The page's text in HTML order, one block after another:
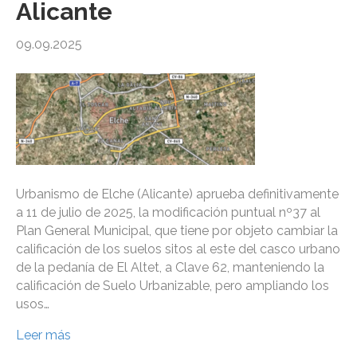
Alicante
09.09.2025
Urbanismo de Elche (Alicante) aprueba definitivamente
a 11 de julio de 2025, la modificación puntual nº37 al
Plan General Municipal, que tiene por objeto cambiar la
calificación de los suelos sitos al este del casco urbano
de la pedanía de El Altet, a Clave 62, manteniendo la
calificación de Suelo Urbanizable, pero ampliando los
usos…
Leer más